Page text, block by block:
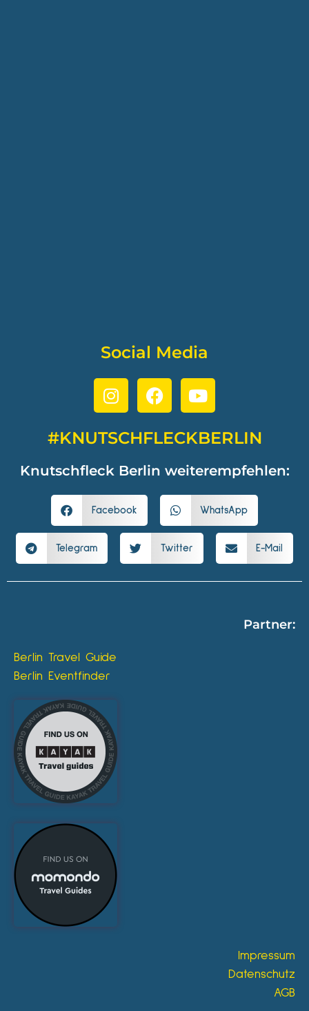
Social Media
#KNUTSCHFLECKBERLIN
Knutschfleck Berlin weiterempfehlen:
Facebook WhatsApp
Telegram Twitter E-Mail
Partner:
Berlin Travel Guide
Berlin Eventfinder
Impressum
Datenschutz
AGB